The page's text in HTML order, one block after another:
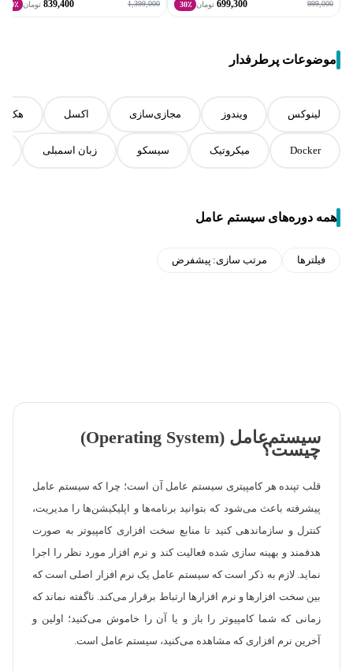
999,000
699,300 تومان 30٪ 1,399,000
839,400 تومان 40٪
موضوعات پرطرفدار
لینوکس ویندوز مجازی‌سازی اکسل هک
Docker میکروتیک سیسکو زبان اسمبلی
همه دوره‌های سیستم عامل
فیلترها مرتب سازی: پیشفرض
سیستم‌عامل (Operating System)
چیست؟
قلب تپنده هر کامپیتری سیستم عامل آن است؛ چرا که سیستم عامل
پیشرفته باعث می‌شود که بتوانید برنامه‌ها و اپلیکیشن‌ها را مدیریت،
کنترل و سازماندهی کنید تا منابع سخت افزاری کامپیوتر به صورت
هدفمند و بهینه سازی شده فعالیت کند و نرم افزار مورد نظر را اجرا
نماید. لازم به ذکر است که سیستم عامل یک نرم افزار اصلی است که
بین سخت افزارها و نرم افزارها ارتباط برقرار می‌کند. ناگفته نماند که
زمانی که شما کامپیوتر را باز و یا آن را خاموش می‌کنید؛ اولین و
آخرین نرم افزاری که مشاهده می‌کنید، سیستم عامل است.